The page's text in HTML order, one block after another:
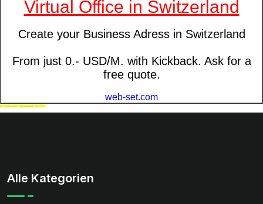
Alle Kategorien